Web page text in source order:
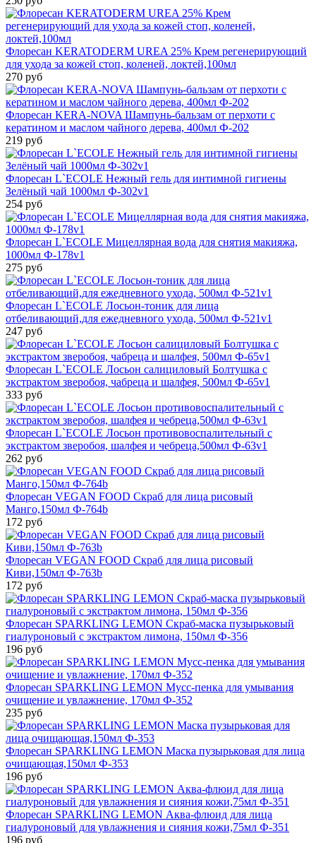
Флоресан KERATODERM UREA 25% Крем регенерирующий
для ухода за кожей стоп, коленей, локтей,100мл
270 руб
Флоресан KERA-NOVA Шампунь-бальзам от перхоти с
кератином и маслом чайного дерева, 400мл Ф-202
219 руб
Флоресан L`ECOLE Нежный гель для интимной гигиены
Зелёный чай 1000мл Ф-302v1
254 руб
Флоресан L`ECOLE Мицеллярная вода для снятия макияжа,
1000мл Ф-178v1
275 руб
Флоресан L`ECOLE Лосьон-тоник для лица
отбеливающий,для ежедневного ухода, 500мл Ф-521v1
247 руб
Флоресан L`ECOLE Лосьон салициловый Болтушка с
экстрактом зверобоя, чабреца и шалфея, 500мл Ф-65v1
333 руб
Флоресан L`ECOLE Лосьон противовоспалительный с
экстрактом зверобоя, шалфея и чебреца,500мл Ф-63v1
262 руб
Флоресан VEGAN FOOD Скраб для лица рисовый
Манго,150мл Ф-764b
172 руб
Флоресан VEGAN FOOD Скраб для лица рисовый
Киви,150мл Ф-763b
172 руб
Флоресан SPARKLING LEMON Скраб-маска пузырьковый
гиалуроновый с экстрактом лимона, 150мл Ф-356
196 руб
Флоресан SPARKLING LEMON Мусс-пенка для умывания
очищение и увлажнение, 170мл Ф-352
235 руб
Флоресан SPARKLING LEMON Маска пузырьковая для лица
очищающая,150мл Ф-353
196 руб
Флоресан SPARKLING LEMON Аква-флюид для лица
гиалуроновый для увлажнения и сияния кожи,75мл Ф-351
196 руб